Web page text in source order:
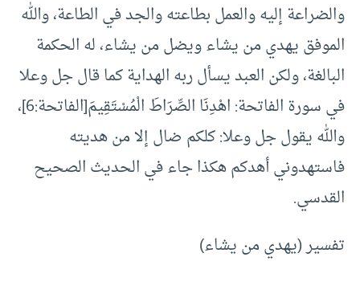
والضراعة إليه والعمل بطاعته والجد في الطاعة، والله
الموفق يهدي من يشاء ويضل من يشاء، له الحكمة
البالغة، ولكن العبد يسأل ربه الهداية كما قال جل وعلا
في سورة الفاتحة:اهْدِنَا الصِّرَاطَ الْمُسْتَقِيمَ
[الفاتحة:6]،
والله يقول جل وعلا:كلكم ضال إلا من هديته
فاستهدوني أهدكمهكذا جاء في الحديث الصحيح
القدسي.
تفسير (يهدي من يشاء)